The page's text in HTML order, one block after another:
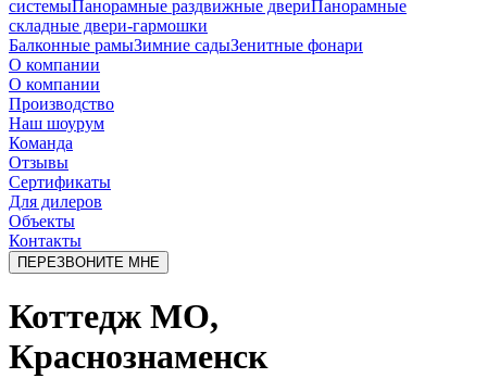
системыПанорамные раздвижные двериПанорамные
складные двери-гармошки
Балконные рамыЗимние садыЗенитные фонари
О компании
О компании
Производство
Наш шоурум
Команда
Отзывы
Сертификаты
Для дилеров
Объекты
Контакты
ПЕРЕЗВОНИТЕ МНЕ
Коттедж МО,
Краснознаменск